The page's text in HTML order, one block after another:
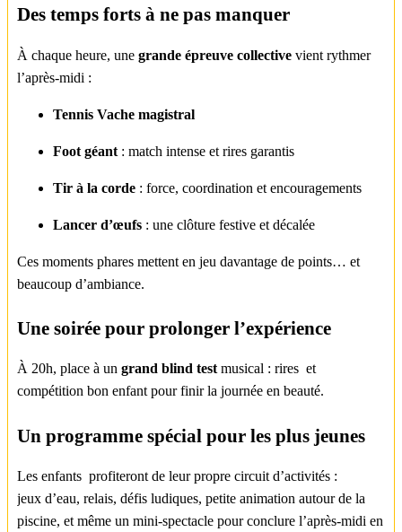
Des temps forts à ne pas manquer
À chaque heure, une grande épreuve collective vient rythmer
l’après-midi :
Tennis Vache magistral
Foot géant : match intense et rires garantis
Tir à la corde : force, coordination et encouragements
Lancer d’œufs : une clôture festive et décalée
Ces moments phares mettent en jeu davantage de points… et
beaucoup d’ambiance.
Une soirée pour prolonger l’expérience
À 20h, place à un grand blind testmusical : rires et
compétition bon enfant pour finir la journée en beauté.
Un programme spécial pour les plus jeunes
Les enfants profiteront de leur propre circuit d’activités :
jeux d’eau, relais, défis ludiques, petite animation autour de la
piscine, et même un mini-spectacle pour conclure l’après-midi en